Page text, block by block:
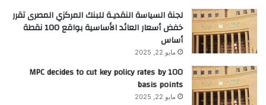
لجنة السياسة النقديـة للبنك المركزي المصرى تقرر
خفض أسعار العائد الأساسية بواقع 100 نقطة
أساس
مايو 22, 2025
MPC decides to cut key policy rates by 100
basis points
مايو 22, 2025